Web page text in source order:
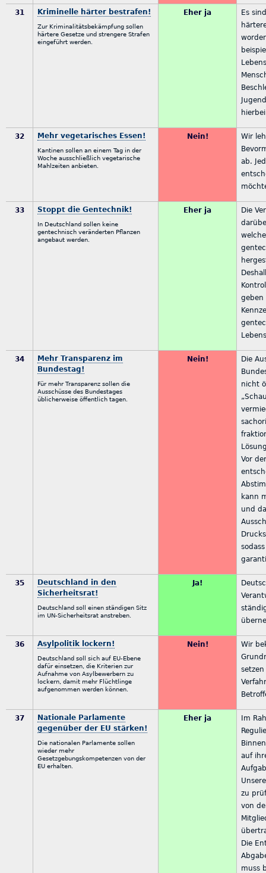
31 Kriminelle härter bestrafen!
Zur Kriminalitätsbekämpfung sollen
härtere Gesetze und strengere Strafen
eingeführt werden.
Eher ja
Es
32 Mehr vegetarisches Essen!
Kantinen sollen an einem Tag in der
Woche ausschließlich vegetarische
Mahlzeiten anbieten.
Nein!
Wir
ab.
33 Stoppt die Gentechnik!
In Deutschland sollen keine
gentechnisch veränderten Pflanzen
angebaut werden.
Eher ja
Die
geben
34
Mehr Transparenz im
Bundestag!
Für mehr Transparenz sollen die
Ausschüsse des Bundestages
üblicherweise öffentlich tagen.
Nein!
Die
nicht
Vor
kann
und
35
Deutschland in den
Sicherheitsrat!
Deutschland soll einen ständigen Sitz
im UN-Sicherheitsrat anstreben.
Ja!
36 Asylpolitik lockern!
Deutschland soll sich auf EU-Ebene
dafür einsetzen, die Kriterien zur
Aufnahme von Asylbewerbern zu
lockern, damit mehr Flüchtlinge
aufgenommen werden können.
Nein!
Wir
37
Nationale Parlamente
gegenüber der EU stärken!
Die nationalen Parlamente sollen
wieder mehr
Gesetzgebungskompetenzen von der
EU erhalten.
Eher ja
Im
auf
zu
von
Die
muss